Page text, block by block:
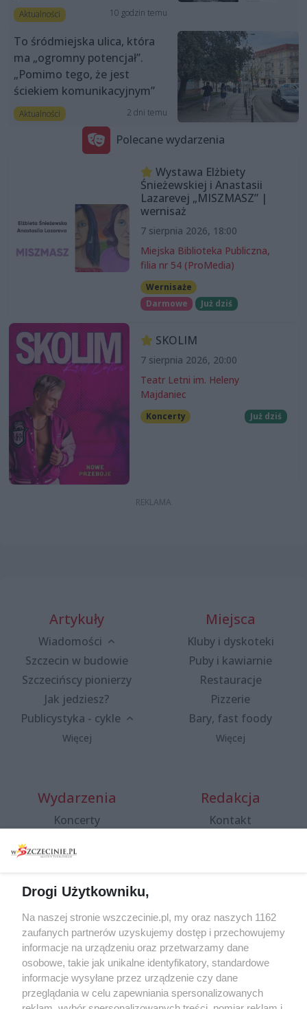
Aktualności 10 godzin temu
To śródmiejska ulica, która
ma „ogromny potencjał”.
„Pomimo tego, że jest
ściekiem komunikacyjnym”
Aktualności 2 dni temu
Polecane wydarzenia
Wystawa Elżbiety
Śnieżewskiej i Anastasii
Lazarevej „MISZMASZ” |
wernisaż
7 sierpnia 2026, 18:00
Miejska Biblioteka Publiczna,
filia nr 54 (ProMedia)
Wernisaże
Darmowe
Już dziś
SKOLIM
7 sierpnia 2026, 20:00
Teatr Letni im. Heleny
Majdaniec
Koncerty Już dziś
Artykuły
Wiadomości
Szczecin w budowie
Szczecińscy pionierzy
Jak jedziesz?
Publicystyka - cykle
Więcej
Miejsca
Kluby i dyskoteki
Puby i kawiarnie
Restauracje
Pizzerie
Bary, fast foody
Więcej
Wydarzenia
Koncerty
Spacery i oprowadzania
targi
Wernisaże
Więcej
Redakcja
Kontakt
Specjalny koncert z okazji
20. urodzin portalu
wSzczecinie.pl
Regulamin konkursów
śniadaniówka "Hej
Szczecin! Jest piątek!"
Drogi Użytkowniku,
Na naszej stronie wszczecinie.pl, my oraz naszych 1162
zaufanych partnerów uzyskujemy dostęp i przechowujemy
informacje na urządzeniu oraz przetwarzamy dane
osobowe, takie jak unikalne identyfikatory, standardowe
informacje wysyłane przez urządzenie czy dane
przeglądania w celu zapewniania spersonalizowanych